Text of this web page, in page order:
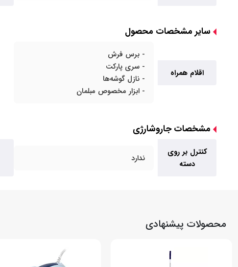
سایر مشخصات محصول
اقلام همراه
- برس فرش
- سری پارکت
- نازل گوشه‌ها
- ابزار مخصوص مبلمان
مشخصات جاروشارژی
کنترل بر روی
دسته
ندارد
محصولات پیشنهادی